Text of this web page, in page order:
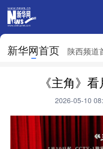
新华网首页 陕西频道
天津
浙江
《主角》
2026-05-10